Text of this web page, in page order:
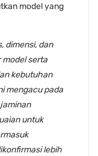
model yang
dimensi, dan
model serta
kebutuhan
mengacu pada
untuk
lebih